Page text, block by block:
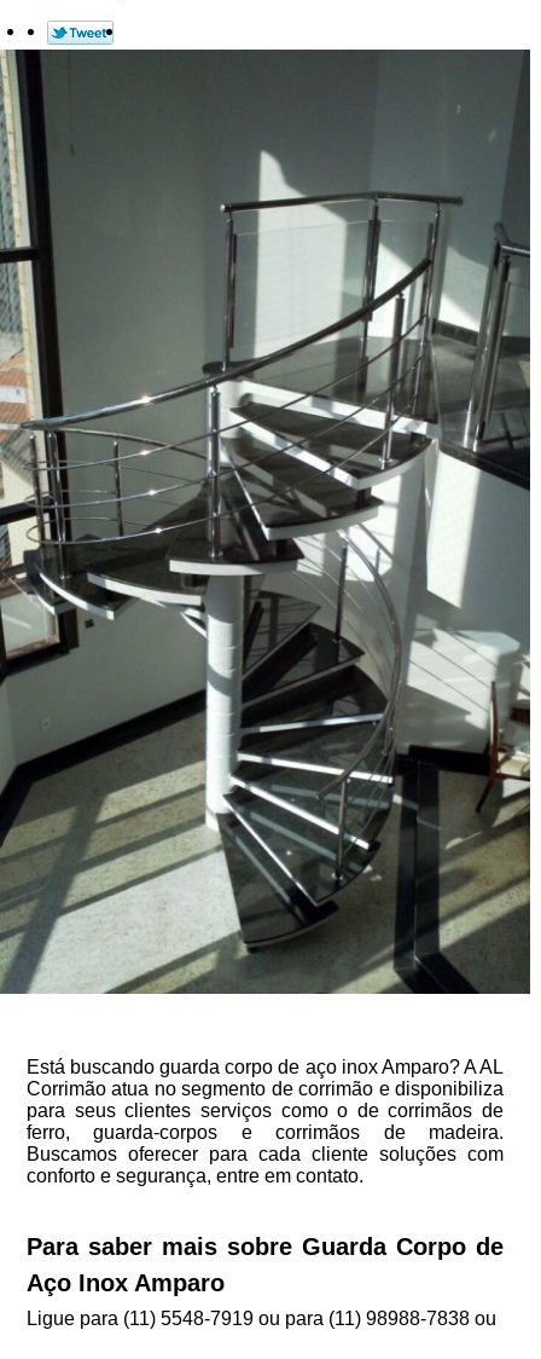
Está buscando guarda corpo de aço inox Amparo? A AL
Corrimão atua no segmento de corrimão e disponibiliza
para seus clientes serviços como o de corrimãos de
ferro, guarda-corpos e corrimãos de madeira.
Buscamos oferecer para cada cliente soluções com
conforto e segurança, entre em contato.
Para saber mais sobre Guarda Corpo de
Aço Inox Amparo
Ligue para (11) 5548-7919ou para (11) 98988-7838ou